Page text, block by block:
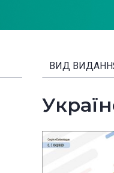
ВИД